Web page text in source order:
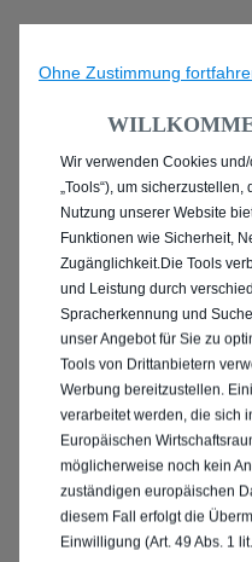
Ohne Zustimmung
Wir verwenden Cookies
„Tools“), um
Nutzung unserer Website
Funktionen wie Sicherheit,
Zugänglichkeit.Die Tools
und Leistung durch
Spracherkennung und
unser Angebot für Sie zu
Tools von Drittanbietern
Werbung bereitzustellen.
verarbeitet werden, die sich
Europäischen
möglicherweise noch kein
zuständigen europäischen
diesem Fall erfolgt die
Einwilligung (Art. 49 Abs. 1